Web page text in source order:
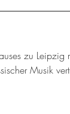
zu Leipzig
Musik